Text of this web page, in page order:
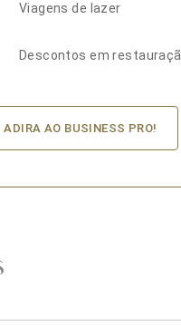
Viagens de lazer
Descontos em
ADIRA AO BUSINESS PRO!